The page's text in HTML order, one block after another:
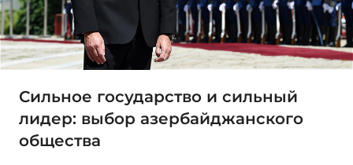
Сильное государство и сильный
лидер: выбор азербайджанского
общества